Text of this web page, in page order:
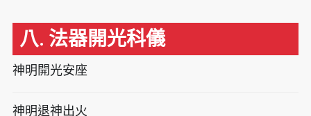
八. 法器開光科儀
神明開光安座
神明退神出火